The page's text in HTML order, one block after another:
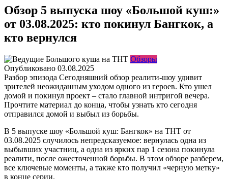
Обзор 5 выпуска шоу «Большой куш:»
от 03.08.2025: кто покинул Бангкок, а
кто вернулся
Обзоры
Опубликовано 03.08.2025
Разбор эпизода Сегодняшний обзор реалити-шоу удивит
зрителей неожиданным уходом одного из героев. Кто ушел
домой и покинул проект – стало главной интригой вечера.
Прочтите материал до конца, чтобы узнать кто сегодня
отправился домой и выбыл из борьбы.
В 5 выпуске шоу «Большой куш: Бангкок» на ТНТ от
03.08.2025 случилось непредсказуемое: вернулась одна из
выбывших участниц, а одна из ярких пар 1 сезона покинула
реалити, после ожесточенной борьбы. В этом обзоре разберем,
все ключевые моменты, а также кто получил «черную метку»
в конце серии.